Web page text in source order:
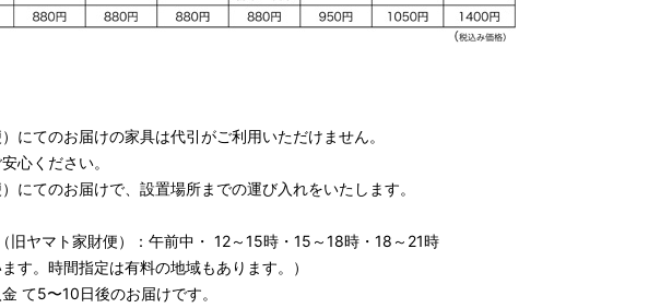
にてのお届けの家具は代引がご利用いただけません。
心ください。
にてのお届けで、設置場所までの運び入れをいたします。
（旧ヤマト家財便）：午前中・ 12～15時・15～18時・18～21時
す。時間指定は有料の地域もあります。）
て5〜10日後のお届けです。